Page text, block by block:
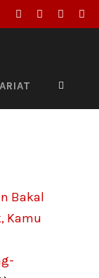
Bakal
Kamu